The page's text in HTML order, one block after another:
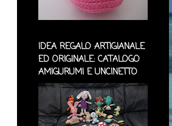
IDEA REGALO ARTIGIANALE
ED ORIGINALE: CATALOGO
AMIGURUMI E UNCINETTO